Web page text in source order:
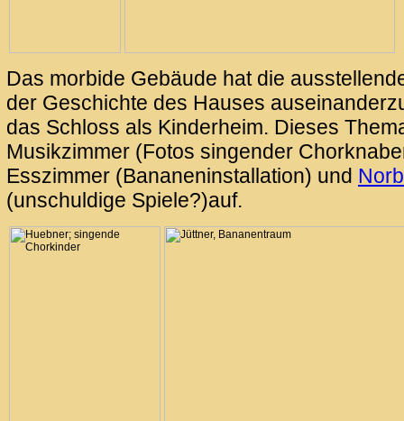
Das morbide Gebäude hat die
der Geschichte des Hauses
das Schloss als Kinderheim. Dieses
Musikzimmer (Fotos singender
Esszimmer (Bananeninstallation) und
(unschuldige Spiele?)auf.